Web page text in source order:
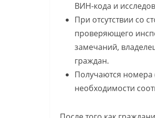
ВИН-кода и
При отсутствии со
проверяющего
замечаний,
граждан.
Получаются номера
необходимости